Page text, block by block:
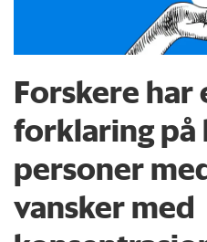
Forskere har
forklaring
personer
vansker med